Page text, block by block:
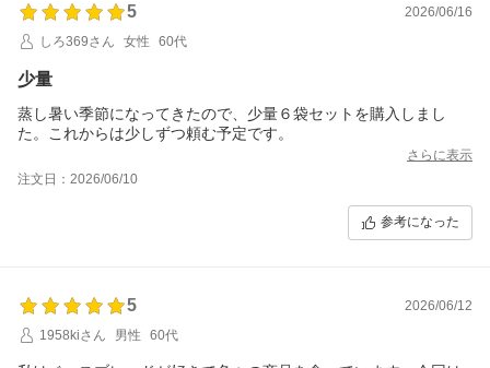
ないかなぁ～
5
2026/06/16
しろ369さん
女性 60代
少量
蒸し暑い季節になってきたので、少量６袋セットを購入しまし
た。これからは少しずつ頼む予定です。
さらに表示
注文日：2026/06/10
参考になった
5
2026/06/12
1958kiさん
男性 60代